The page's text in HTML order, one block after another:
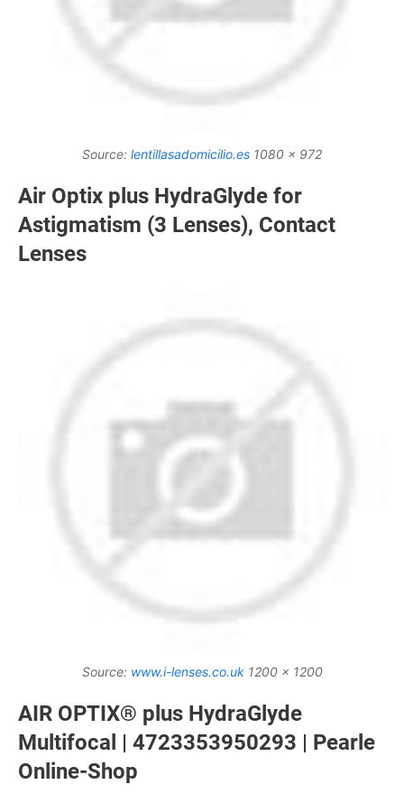
Source: lentillasadomicilio.es 1080 x 972
Air Optix plus HydraGlyde for
Astigmatism (3 Lenses), Contact
Lenses
Source: www.i-lenses.co.uk1200 x 1200
AIR OPTIX® plus HydraGlyde
Multifocal | 4723353950293 | Pearle
Online-Shop